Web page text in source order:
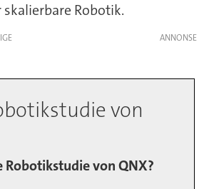
Robotik.
von
Robotikstudie von QNX?